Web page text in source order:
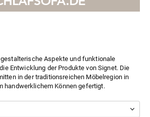
Aspekte und funktionale
Entwicklung der Produkte von Signet. Die
in der traditionsreichen Möbelregion in
handwerklichem Können gefertigt.